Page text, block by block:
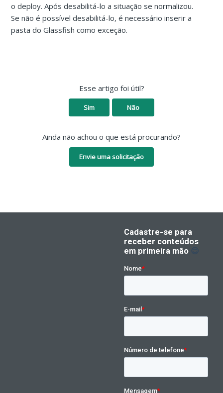
o deploy. Após desabilitá-lo a situação se normalizou.
Se não é possível desabilitá-lo, é necessário inserir a
pasta do Glassfish como exceção.
Esse artigo foi útil?
Sim Não
Ainda não achou o que está procurando?
Envie uma solicitação